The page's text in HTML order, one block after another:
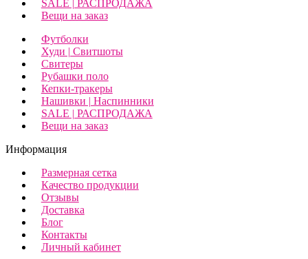
SALE | РАСПРОДАЖА
Вещи на заказ
Футболки
Худи | Свитшоты
Свитеры
Рубашки поло
Кепки-тракеры
Нашивки | Наспинники
SALE | РАСПРОДАЖА
Вещи на заказ
Информация
Размерная сетка
Качество продукции
Отзывы
Доставка
Блог
Контакты
Личный кабинет